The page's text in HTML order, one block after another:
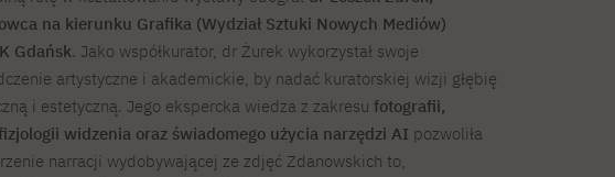
na kierunku Grafika (Wydział Sztuki Nowych Mediów)
Gdańsk. Jako współkurator, dr Żurek wykorzystał swoje
artystyczne i akademickie, by nadać kuratorskiej wizji głębię
i estetyczną. Jego ekspercka wiedza z zakresu fotografii,
widzenia oraz świadomego użycia narzędzi AI pozwoliła
narracji wydobywającej ze zdjęć Zdanowskich to,